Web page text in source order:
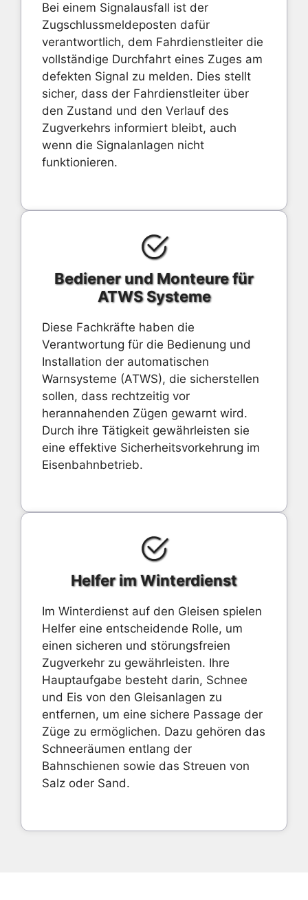
Bei einem Signalausfall ist der
Zugschlussmeldeposten dafür
verantwortlich, dem Fahrdienstleiter die
vollständige Durchfahrt eines Zuges am
defekten Signal zu melden. Dies stellt
sicher, dass der Fahrdienstleiter über
den Zustand und den Verlauf des
Zugverkehrs informiert bleibt, auch
wenn die Signalanlagen nicht
funktionieren.
Bediener und Monteure für
ATWS Systeme
Diese Fachkräfte haben die
Verantwortung für die Bedienung und
Installation der automatischen
Warnsysteme (ATWS), die sicherstellen
sollen, dass rechtzeitig vor
herannahenden Zügen gewarnt wird.
Durch ihre Tätigkeit gewährleisten sie
eine effektive Sicherheitsvorkehrung im
Eisenbahnbetrieb.
Helfer im Winterdienst
Im Winterdienst auf den Gleisen spielen
Helfer eine entscheidende Rolle, um
einen sicheren und störungsfreien
Zugverkehr zu gewährleisten. Ihre
Hauptaufgabe besteht darin, Schnee
und Eis von den Gleisanlagen zu
entfernen, um eine sichere Passage der
Züge zu ermöglichen. Dazu gehören das
Schneeräumen entlang der
Bahnschienen sowie das Streuen von
Salz oder Sand.